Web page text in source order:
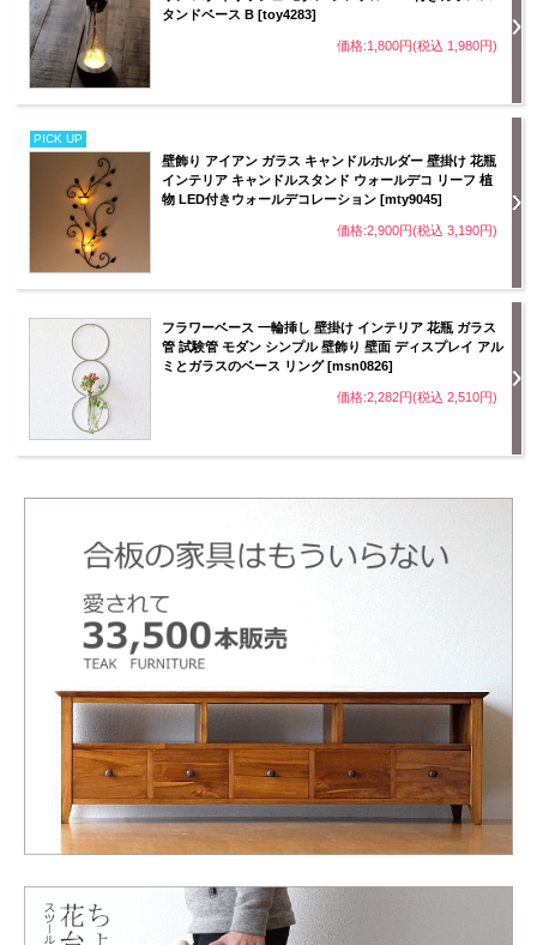
タンドベース B [toy4283]
価格:1,800円(税込 1,980円)
PICK UP
壁飾り アイアン ガラス キャンドルホルダー 壁掛け 花瓶
インテリア キャンドルスタンド ウォールデコ リーフ 植
物 LED付きウォールデコレーション [mty9045]
価格:2,900円(税込 3,190円)
フラワーベース 一輪挿し 壁掛け インテリア 花瓶 ガラス
管 試験管 モダン シンプル 壁飾り 壁面 ディスプレイ アル
ミとガラスのベース リング [msn0826]
価格:2,282円(税込 2,510円)